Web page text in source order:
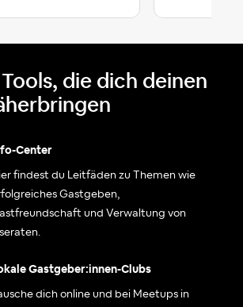
die dich deinen
Center
findest du Leitfäden zu Themen wie
Gastgeben,
und Verwaltung von
Gastgeber:innen-Clubs
dich online und bei Meetups in